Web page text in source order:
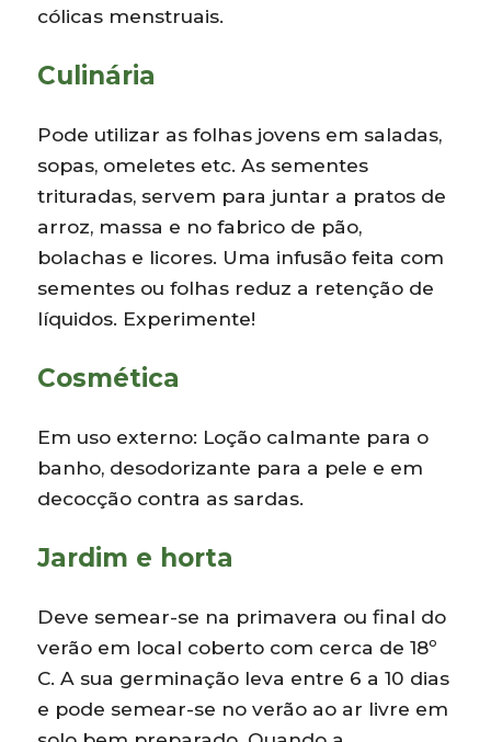
cólicas menstruais.
Culinária
Pode utilizar as folhas jovens em saladas,
sopas, omeletes etc. As sementes
trituradas, servem para juntar a pratos de
arroz, massa e no fabrico de pão,
bolachas e licores. Uma infusão feita com
sementes ou folhas reduz a retenção de
líquidos. Experimente!
Cosmética
Em uso externo: Loção calmante para o
banho, desodorizante para a pele e em
decocção contra as sardas.
Jardim e horta
Deve semear-se na primavera ou final do
verão em local coberto com cerca de 18º
C. A sua germinação leva entre 6 a 10 dias
e pode semear-se no verão ao ar livre em